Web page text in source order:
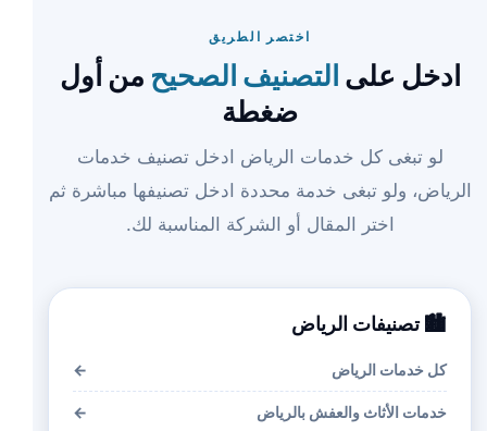
اختصر الطريق
ادخل على التصنيف الصحيح من أول
ضغطة
لو تبغى كل خدمات الرياض ادخل تصنيف خدمات
الرياض، ولو تبغى خدمة محددة ادخل تصنيفها مباشرة ثم
اختر المقال أو الشركة المناسبة لك.
🏙️ تصنيفات الرياض
كل خدمات الرياض ←
خدمات الأثاث والعفش بالرياض ←